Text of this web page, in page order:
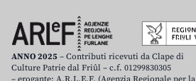
ANNO 2025 – Contributi ricevuti da Clape di
Culture Patrie dal Friûl – c.f. 01299830305